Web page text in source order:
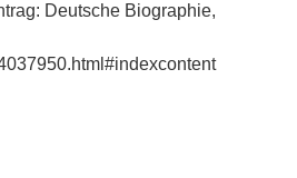
Deutsche Biographie,